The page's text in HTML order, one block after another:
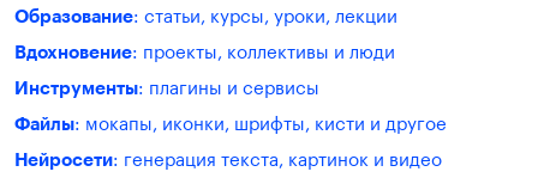
Образование: статьи, курсы, уроки, лекции
Вдохновение: проекты, коллективы и люди
Инструменты: плагины и сервисы
Файлы: мокапы, иконки, шрифты, кисти и другое
Нейросети: генерация текста, картинок и видео